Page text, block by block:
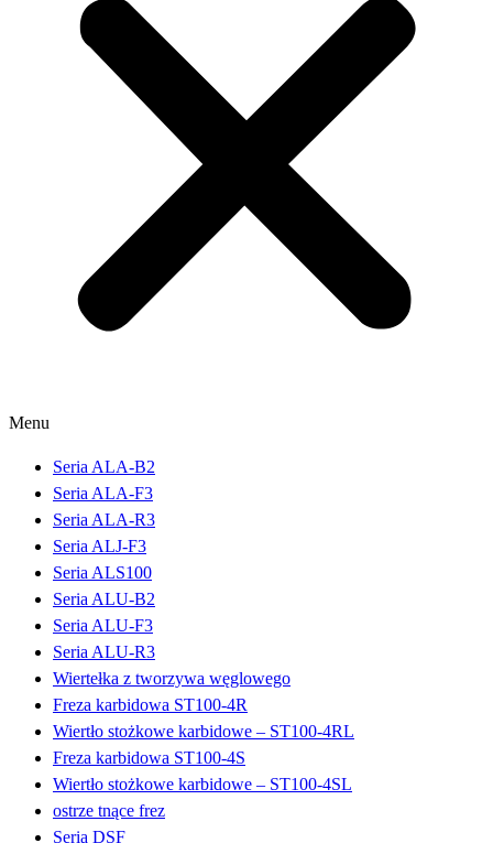
Menu
Seria ALA-B2
Seria ALA-F3
Seria ALA-R3
Seria ALJ-F3
Seria ALS100
Seria ALU-B2
Seria ALU-F3
Seria ALU-R3
Wiertełka z tworzywa węglowego
Freza karbidowa ST100-4R
Wiertło stożkowe karbidowe – ST100-4RL
Freza karbidowa ST100-4S
Wiertło stożkowe karbidowe – ST100-4SL
ostrze tnące frez
Seria DSF